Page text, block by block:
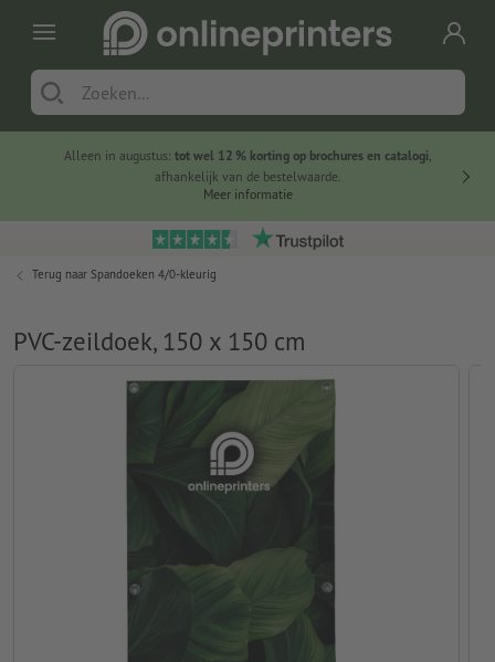
Alleen in augustus: tot wel 12 % korting op brochures en catalogi,
afhankelijk van de bestelwaarde.
Meer informatie
Terug naar Spandoeken 4/0-kleurig
PVC-zeildoek, 150 x 150 cm